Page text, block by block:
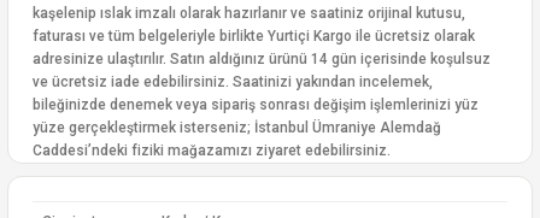
kaşelenip ıslak imzalı olarak hazırlanır ve saatiniz orijinal kutusu,
faturası ve tüm belgeleriyle birlikte Yurtiçi Kargo ile ücretsiz olarak
adresinize ulaştırılır. Satın aldığınız ürünü 14 gün içerisinde koşulsuz
ve ücretsiz iade edebilirsiniz. Saatinizi yakından incelemek,
bileğinizde denemek veya sipariş sonrası değişim işlemlerinizi yüz
yüze gerçekleştirmek isterseniz; İstanbul Ümraniye Alemdağ
Caddesi’ndeki fiziki mağazamızı ziyaret edebilirsiniz.